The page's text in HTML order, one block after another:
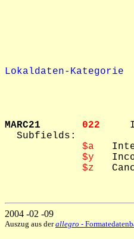
Lokaldaten-Kategorie
MARC21 022
  Subfields:
$a
$y
$z
2004 -02 -09
Auszug aus derallegro -